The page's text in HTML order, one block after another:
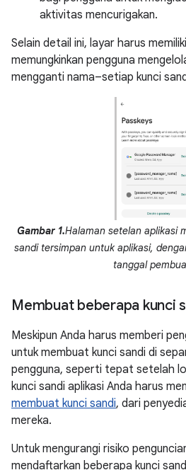
aktivitas mencurigakan.
Selain detail ini, layar harus
memungkinkan pengguna
mengganti nama–setiap kunci
Gambar 1.Halaman setelan aplikasi
sandi tersimpan untuk aplikasi,
tanggal
Membuat beberapa kunci
Meskipun Anda harus memberi
untuk membuat kunci sandi di
pengguna, seperti tepat setelah
kunci sandi aplikasi Anda harus
membuat kunci sandi, dari
mereka.
Untuk mengurangi risiko
mendaftarkan beberapa kunci